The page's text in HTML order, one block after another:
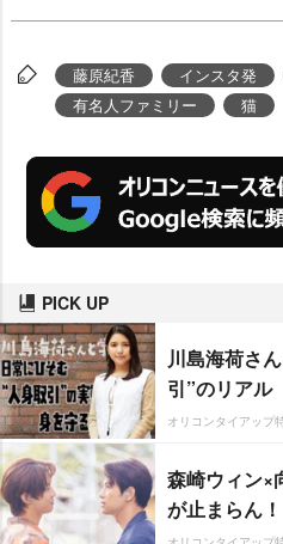
藤原紀香 インスタ発
有名人ファミリー
猫
PICK UP
川島海荷さ
引”のリアル
オリコンタイアップ
森崎ウィン×
が止まらん！